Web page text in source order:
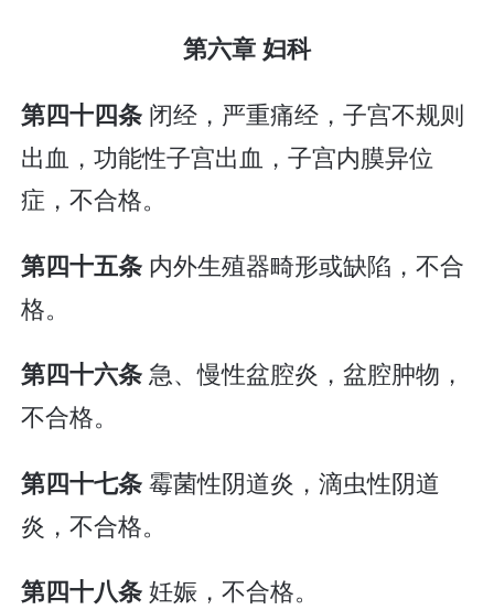
第六章 妇科
第四十四条 闭经，严重痛经，子宫不规则
出血，功能性子宫出血，子宫内膜异位
症，不合格。
第四十五条 内外生殖器畸形或缺陷，不合
格。
第四十六条急、慢性盆腔炎，盆腔肿物，
不合格。
第四十七条霉菌性阴道炎，滴虫性阴道
炎，不合格。
第四十八条妊娠，不合格。